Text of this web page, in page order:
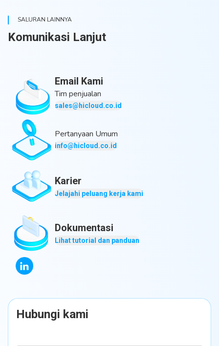
SALURAN LAINNYA
Komunikasi Lanjut
Email Kami
Tim penjualan
sales@hicloud.co.id
Pertanyaan Umum
info@hicloud.co.id
Karier
Jelajahi peluang kerja kami
Dokumentasi
Lihat tutorial dan panduan
Hubungi kami